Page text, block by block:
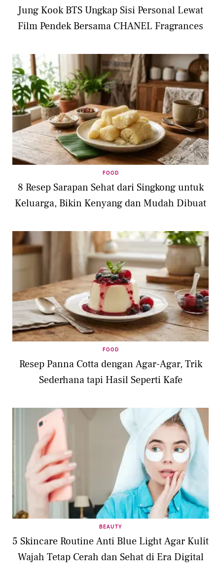
Jung Kook BTS Ungkap Sisi Personal Lewat
Film Pendek Bersama CHANEL Fragrances
FOOD
8 Resep Sarapan Sehat dari Singkong untuk
Keluarga, Bikin Kenyang dan Mudah Dibuat
FOOD
Resep Panna Cotta dengan Agar-Agar, Trik
Sederhana tapi Hasil Seperti Kafe
BEAUTY
5 Skincare Routine Anti Blue Light Agar Kulit
Wajah Tetap Cerah dan Sehat di Era Digital